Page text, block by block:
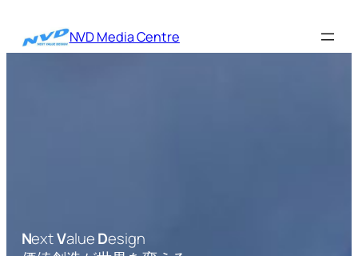
を
NVD Media Centre
NextValueDesign